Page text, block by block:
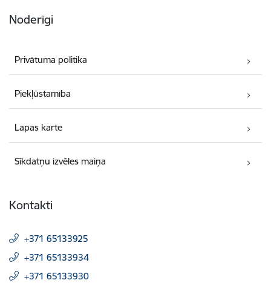
Noderīgi
Privātuma politika
Piekļūstamība
Lapas karte
Sīkdatņu izvēles maiņa
Kontakti
+371 65133925
+371 65133934
+371 65133930